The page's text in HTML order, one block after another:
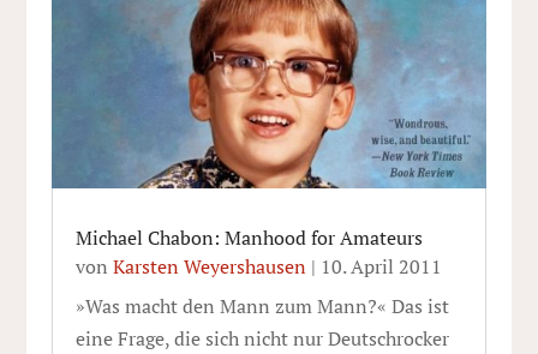
Michael Chabon: Manhood for Amateurs
von Karsten Weyershausen | 10. April 2011
»Was macht den Mann zum Mann?« Das ist
eine Frage, die sich nicht nur Deutschrocker